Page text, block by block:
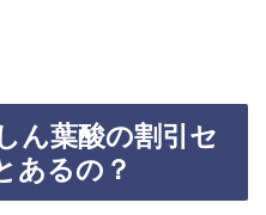
ん葉酸の割引セ
あるの？